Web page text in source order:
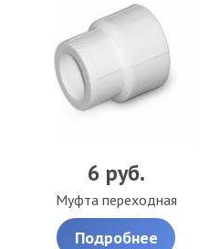
6 руб.
Муфта переходная
Подробнее